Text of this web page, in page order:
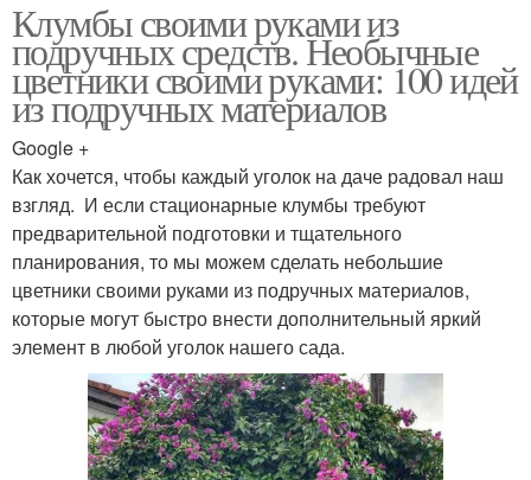
Клумбы своими руками из
подручных средств. Необычные
цветники своими руками: 100 идей
из подручных материалов
Google +
Как хочется, чтобы каждый уголок на даче радовал наш
взгляд. И если стационарные клумбы требуют
предварительной подготовки и тщательного
планирования, то мы можем сделать небольшие
цветники своими руками из подручных материалов,
которые могут быстро внести дополнительный яркий
элемент в любой уголок нашего сада.